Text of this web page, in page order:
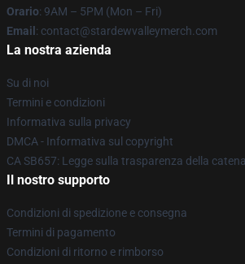
Orario: 9AM – 5PM (Mon – Fri)
Email : contact@stardewvalleymerch.com
La nostra azienda
Su di noi
Termini e condizioni
Informativa sulla privacy
DMCA - Informativa sul copyright
CA SB657: Legge sulla trasparenza della
Il nostro supporto
Condizioni di spedizione e consegna
Termini di pagamento
Condizioni di ritorno e rimborso